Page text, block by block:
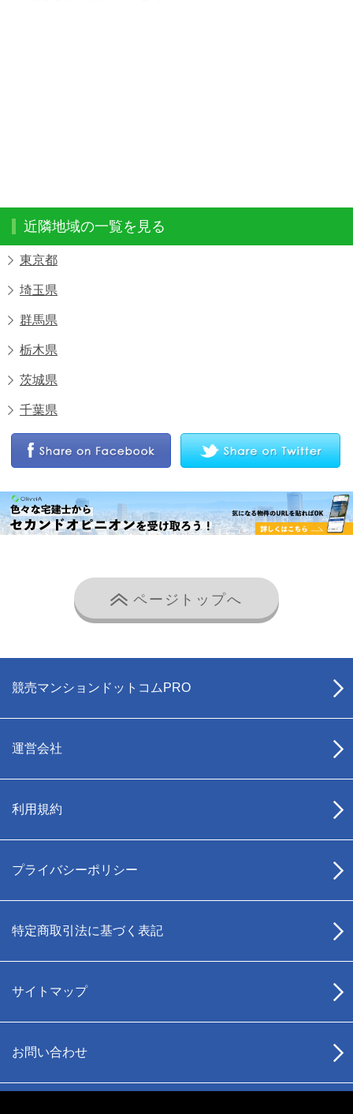
近隣地域の一覧を見る
東京都
埼玉県
群馬県
栃木県
茨城県
千葉県
ページトップへ
競売マンションドットコムPRO
運営会社
利用規約
プライバシーポリシー
特定商取引法に基づく表記
サイトマップ
お問い合わせ